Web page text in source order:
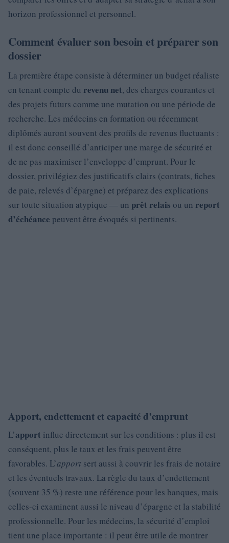
horizon professionnel et personnel.
Comment évaluer son besoin et préparer son
dossier
La première étape consiste à déterminer un budget réaliste
en tenant compte du revenu net, des charges courantes et
des projets futurs comme une mutation ou une période de
recherche. Les médecins en formation ou récemment
diplômés auront souvent des profils de revenus fluctuants :
il est donc conseillé d’anticiper une marge de sécurité et
de ne pas maximiser l’enveloppe d’emprunt. Pour le
dossier, privilégiez des justificatifs clairs (contrats, fiches
de paie, relevés d’épargne) et préparez des explications
sur toute situation atypique — un prêt relais ou un report
d’échéance peuvent être évoqués si pertinents.
Apport, endettement et capacité d’emprunt
L’apport influe directement sur les conditions : plus il est
conséquent, plus le taux et les frais peuvent être
favorables. L’apport sert aussi à couvrir les frais de notaire
et les éventuels travaux. La règle du taux d’endettement
(souvent 35 %) reste une référence pour les banques, mais
celles-ci examinent aussi le niveau d’épargne et la stabilité
professionnelle. Pour les médecins, la sécurité d’emploi
tient une place importante : il peut être utile de montrer